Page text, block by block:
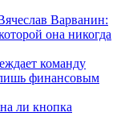
Варванин:
она никогда
команду
лишь финансовым
ли кнопка